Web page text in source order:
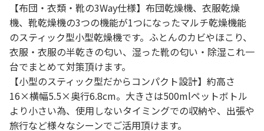
【布団・衣類・靴の3Way仕様】布団乾燥機、衣服乾燥
機、靴乾燥機の3つの機能が1つになったマルチ乾燥機能
のスティック型小型乾燥機です。ふとんのカビやほこり、
衣服・衣服の半乾きの匂い、湿った靴の匂い・除湿これ一
台でまとめて対策頂けます。
【小型のスティック型だからコンパクト設計】約高さ
16×横幅5.5×奥行6.8cm。大きさは500mlペットボトル
より小さい為、使用しないタイミングでの収納や、出張や
旅行など様々なシーンでご活用頂けます。